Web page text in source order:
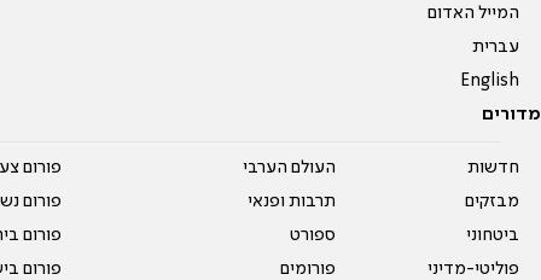
המייל האדום
עברית
English
מדורים
חדשות
מבזקים
ביטחוני
פוליטי-מדיני
העולם הערבי
תרבות ופנאי
ספורט
פורומים
פורום
פורום
פורום
פורום